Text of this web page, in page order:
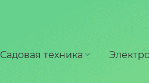
Садовая техника